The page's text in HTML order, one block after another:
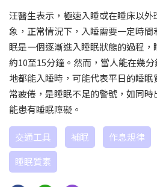
汪醫生表示，極速入睡或在睡床以
象，正常情況下，入睡需要一定時
眠是一個逐漸進入睡眠狀態的過程
約10至15分鐘。然而，當人能在幾
地都能入睡時，可能代表平日的睡
常疲倦，是睡眠不足的警號，如同
能患有睡眠障礙。
交通工具 補眠 作息規律
睡眠質素